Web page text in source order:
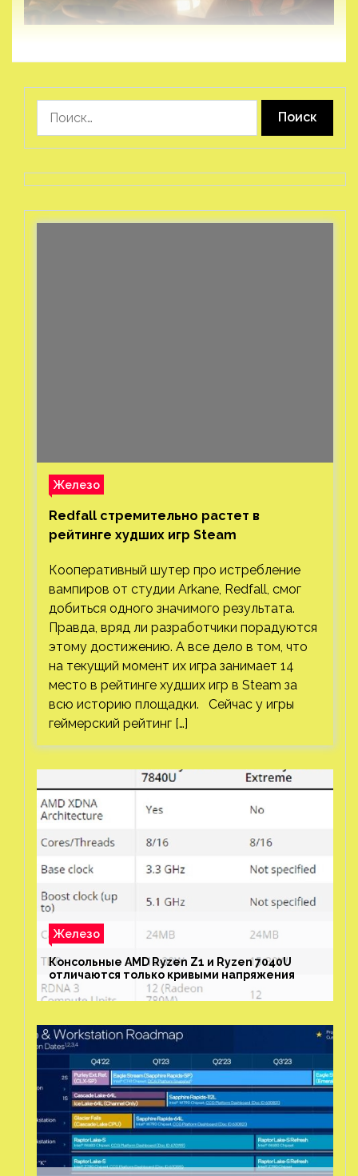
Железо
Redfall стремительно растет в
рейтинге худших игр Steam
Кооперативный шутер про истребление
вампиров от студии Arkane, Redfall, смог
добиться одного значимого результата.
Правда, вряд ли разработчики порадуются
этому достижению. А все дело в том, что
на текущий момент их игра занимает 14
место в рейтинге худших игр в Steam за
всю историю площадки. Сейчас у игры
геймерский рейтинг […]
Железо
Консольные AMD Ryzen Z1 и Ryzen 7040U
отличаются только кривыми напряжения